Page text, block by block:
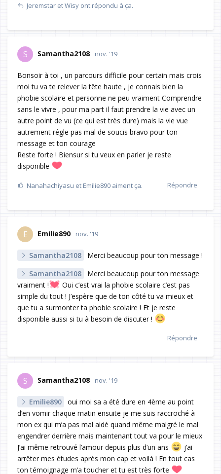
Jeremstar etWisy ont répondu à ça.
S Samantha2108 nov. '19
Bonsoir à toi , un parcours difficile pour certain mais crois
moi tu va te relever la tête haute , je connais bien la
phobie scolaire et personne ne peu vraiment Comprendre
sans le vivre , pour ma part il faut prendre la vie avec un
autre point de vu (ce qui est très dure) mais la vie vue
autrement régle pas mal de soucis bravo pour ton
message et ton courage
Reste forte ! Biensur si tu veux en parler je reste
disponible
Répondre
Nanahachiyasu et Emilie890 aiment ça.
E Emilie890 nov. '19
Samantha2108
Merci beaucoup pour ton message !
Samantha2108
Merci beaucoup pour ton message
vraiment !
Oui c’est vrai la phobie scolaire c’est pas
simple du tout ! J’espère que de ton côté tu va mieux et
que tu a surmonter ta phobie scolaire ! Et je reste
disponible aussi si tu à besoin de discuter !
Répondre
S Samantha2108 nov. '19
Emilie890
oui moi sa a été dure en 4ème au point
d’en vomir chaque matin ensuite je me suis raccroché à
mon ex qui m’a pas mal aidé quand même malgré le mal
engendrer derrière mais maintenant tout va pour le mieux
J’ai même retrouvé l’amour depuis plus d’un ans
j’ai
arrêter mes études après mon cap et voilà ! En tout cas
ton témoignage m’a toucher et tu est très forte